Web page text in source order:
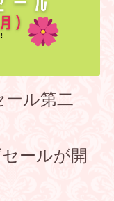
ル第二
ールが開